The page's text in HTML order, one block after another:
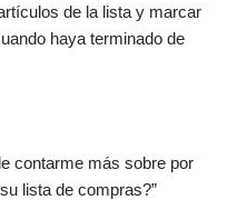
de la lista y marcar
haya terminado de
contarme más sobre por
lista de compras?”